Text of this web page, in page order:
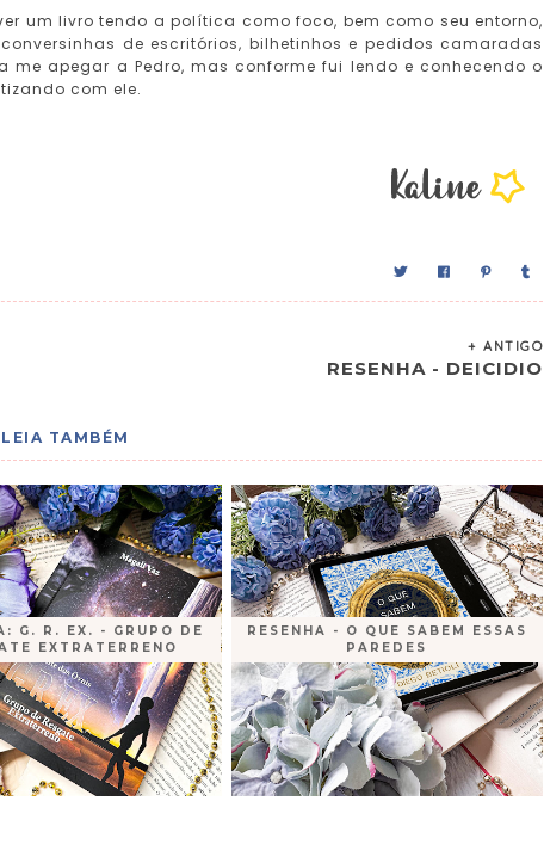
um livro tendo a política como foco, bem como seu entorno,
de escritórios, bilhetinhos e pedidos camaradas
me apegar a Pedro, mas conforme fui lendo e conhecendo o
com ele.
+ ANTIGO
RESENHA - DEICIDIO
LEIA TAMBÉM
G. R. EX. - GRUPO DE
EXTRATERRENO
RESENHA - O QUE SABEM ESSAS
PAREDES